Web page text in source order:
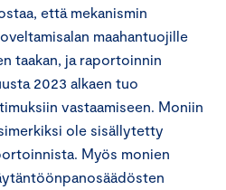
että mekanismin
maahantuojille
taakan, ja raportoinnin
2023 alkaen tuo
vastaamiseen. Moniin
ole sisällytetty
Myös monien